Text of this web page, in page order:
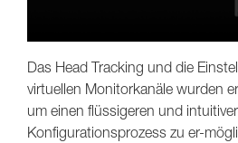
Das Head Tracking und die
virtuellen Monitorkanäle wurden
um einen flüssigeren und
Konfigurationsprozess zu er-